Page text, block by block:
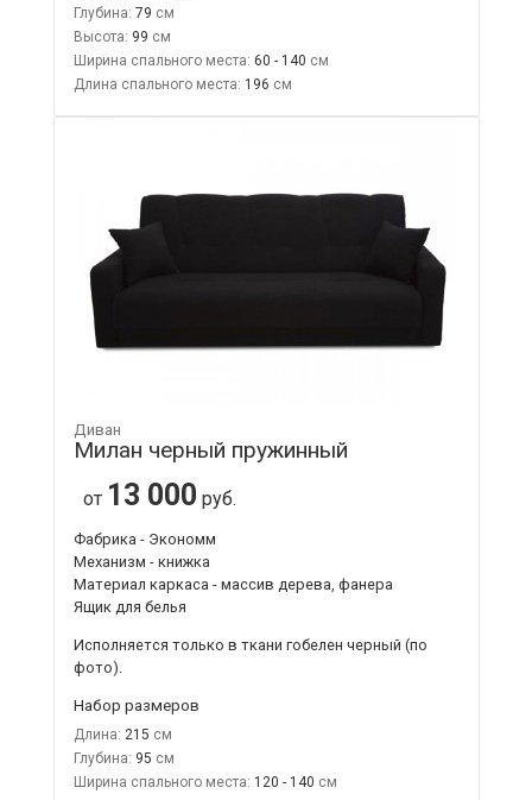
Глубина: 79
Высота: 99
Ширина спального места: 60 - 140
Длина спального места: 196
Диван
Милан черный пружинный
от 13 000 руб.
Фабрика - Экономм
Механизм - книжка
Материал каркаса - массив дерева, фанера
Ящик для белья
Исполняется только в ткани гобелен черный (по
фото).
Набор размеров
Длина: 215
Глубина: 95
Ширина спального места: 120 - 140